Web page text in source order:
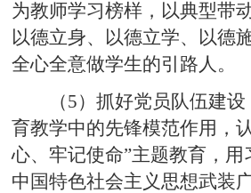
为教师学习榜样，以典型带
以德立身、以德立学、以德
全心全意做学生的引路人。
（5）抓好党员队伍建
育教学中的先锋模范作用，
心、牢记使命”主题教育，
中国特色社会主义思想武装